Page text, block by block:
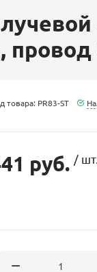
товара: PR83-ST
руб. / шт.